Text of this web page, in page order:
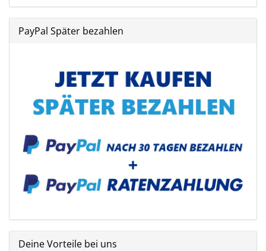
PayPal Später bezahlen
Deine Vorteile bei uns